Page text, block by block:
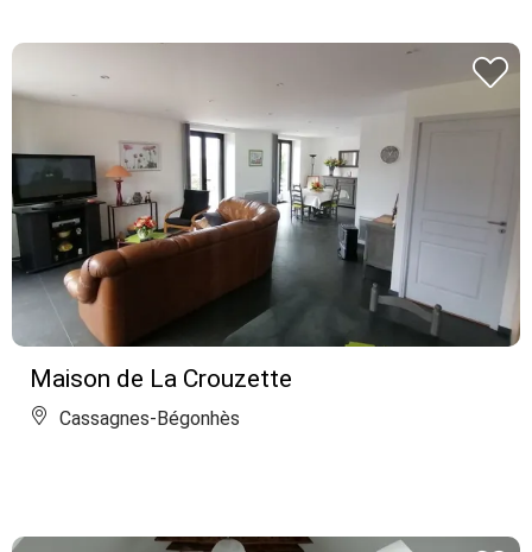
Maison de La Crouzette
Cassagnes-Bégonhès